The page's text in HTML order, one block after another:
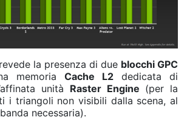
la presenza di due blocchi GPC
memoria Cache L2 dedicata di
unità Raster Engine (per la
i triangoli non visibili dalla scena, al
necessaria).